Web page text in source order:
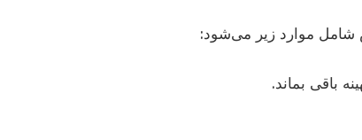
شامل موارد زیر می‌شود:
باقی بماند.